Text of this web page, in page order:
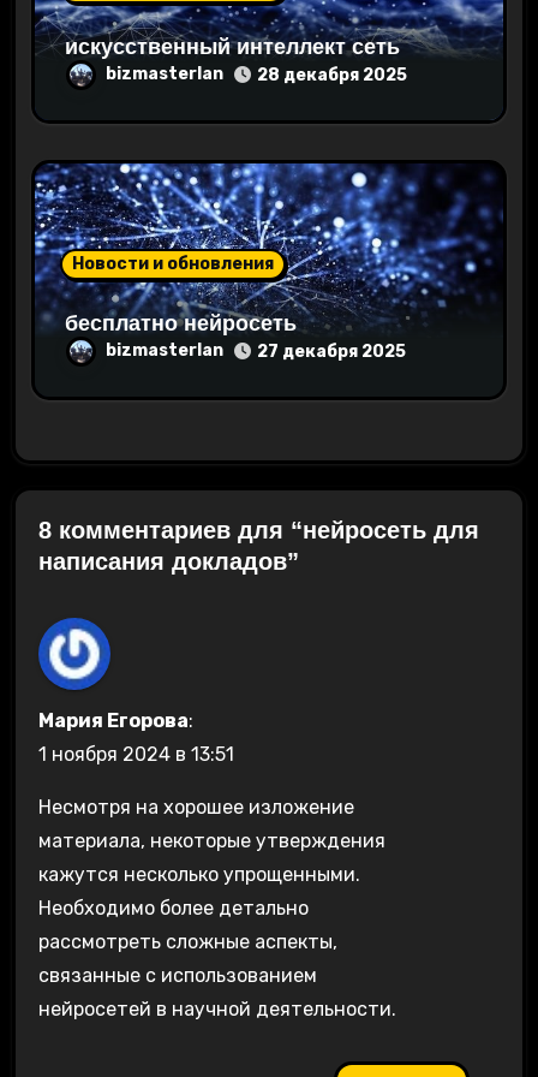
искусственный интеллект сеть
bizmasterlan 28 декабря 2025
Новости и обновления
бесплатно нейросеть
bizmasterlan 27 декабря 2025
8 комментариев для “нейросеть для
написания докладов”
Мария Егорова:
1 ноября 2024 в 13:51
Несмотря на хорошее изложение
материала, некоторые утверждения
кажутся несколько упрощенными.
Необходимо более детально
рассмотреть сложные аспекты,
связанные с использованием
нейросетей в научной деятельности.